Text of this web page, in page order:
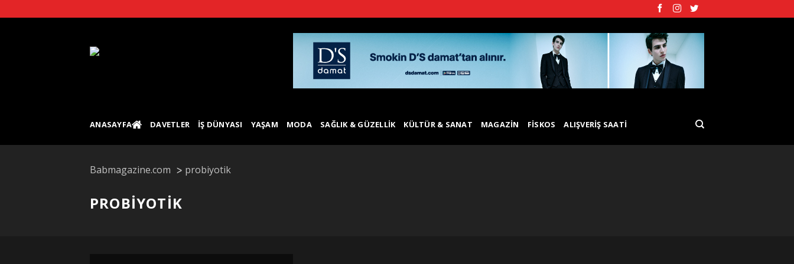
to
ANASAYFA DAVETLER İŞ DÜNYASI YAŞAM MODA SAĞLIK & GÜZELLIK KÜLTÜR & SANAT MAGAZIN FISKOS ALIŞVERIŞ SAATI
Babmagazine.com probiyotik
PROBIYOTIK